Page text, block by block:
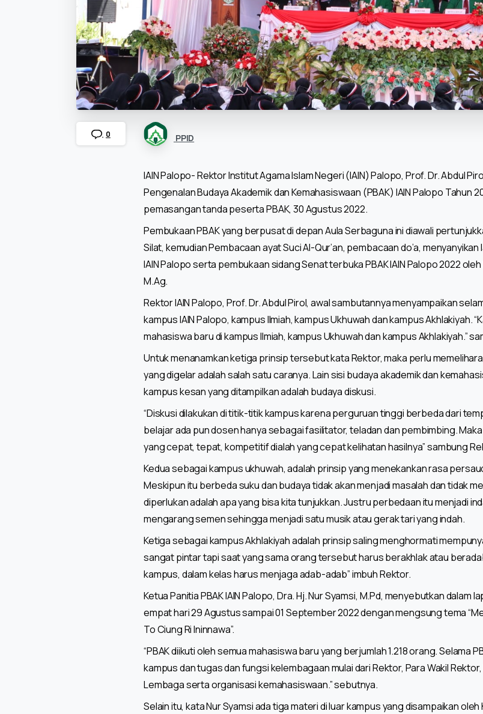
0 PPID
IAIN Palopo- Rektor Institut Agama Islam Negeri (IAIN) Palopo, Prof. Dr. Abdul
Pengenalan Budaya Akademik dan Kemahasiswaan (PBAK) IAIN Palopo Tahun
pemasangan tanda peserta PBAK, 30 Agustus 2022.
Pembukaan PBAK yang berpusat di depan Aula Serbaguna ini diawali
Silat, kemudian Pembacaan ayat Suci Al-Qur’an, pembacaan do’a,
IAIN Palopo serta pembukaan sidang Senat terbuka PBAK IAIN Palopo 2022 oleh
M.Ag.
Rektor IAIN Palopo, Prof. Dr. Abdul Pirol, awal sambutannya menyampaikan
kampus IAIN Palopo, kampus Ilmiah, kampus Ukhuwah dan kampus Akhlakiyah.
mahasiswa baru di kampus Ilmiah, kampus Ukhuwah dan kampus Akhlakiyah.”
Untuk menanamkan ketiga prinsip tersebut kata Rektor, maka perlu
yang digelar adalah salah satu caranya. Lain sisi budaya akademik dan
kampus kesan yang ditampilkan adalah budaya diskusi.
“Diskusi dilakukan di titik-titik kampus karena perguruan tinggi berbeda dari
belajar ada pun dosen hanya sebagai fasilitator, teladan dan pembimbing.
yang cepat, tepat, kompetitif dialah yang cepat kelihatan hasilnya” sambung
Kedua sebagai kampus ukhuwah, adalah prinsip yang menekankan rasa
Meskipun itu berbeda suku dan budaya tidak akan menjadi masalah dan tidak
diperlukan adalah apa yang bisa kita tunjukkan. Justru perbedaan itu menjadi
mengarang semen sehingga menjadi satu musik atau gerak tari yang indah.
Ketiga sebagai kampus Akhlakiyah adalah prinsip saling menghormati
sangat pintar tapi saat yang sama orang tersebut harus berakhlak atau
kampus, dalam kelas harus menjaga adab-adab” imbuh Rektor.
Ketua Panitia PBAK IAIN Palopo, Dra. Hj. Nur Syamsi, M.Pd, menyebutkan dalam
empat hari 29 Agustus sampai 01 September 2022 dengan mengsung tema
To Ciung Ri Ininnawa”.
“PBAK diikuti oleh semua mahasiswa baru yang berjumlah 1.218 orang. Selama
kampus dan tugas dan fungsi kelembagaan mulai dari Rektor, Para Wakil
Lembaga serta organisasi kemahasiswaan.” sebutnya.
Selain itu, kata Nur Syamsi ada tiga materi di luar kampus yang disampaikan